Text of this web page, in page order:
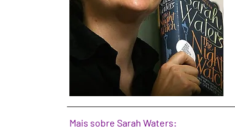
Mais sobre Sarah Waters: